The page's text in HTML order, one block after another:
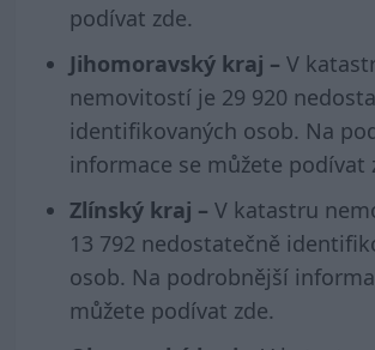
podívat zde.
Jihomoravský kraj – V
nemovitostí je 29 920
identifikovaných osob. Na
informace se můžete podívat
Zlínský kraj – V katastru
13 792 nedostatečně
osob. Na podrobnější
můžete podívat zde.